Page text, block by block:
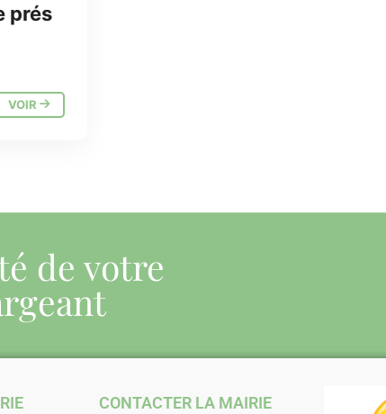
prés
VOIR
de votre
CONTACTER LA MAIRIE